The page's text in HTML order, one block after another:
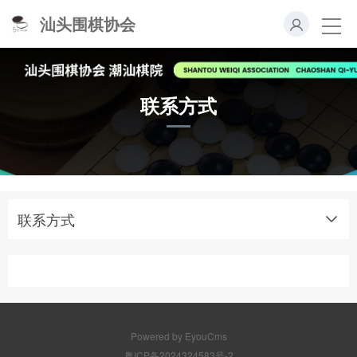
汕头围棋协会
联系方式
联系方式
Powered by EyouCms